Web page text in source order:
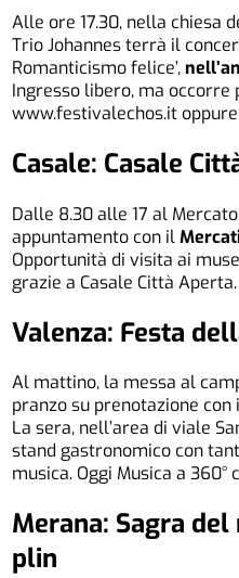
Alle ore 17.30, nella chiesa
Trio Johannes terrà il
Romanticismo felice’,
Ingresso libero, ma occorre
www.festivalechos.it oppure
Casale: Casale
Dalle 8.30 alle 17 al
appuntamento con il
Opportunità di visita ai
grazie a Casale Città Aperta.
Valenza: Festa
Al mattino, la messa al
pranzo su prenotazione
La sera, nell’area di viale
stand gastronomico con
musica. Oggi Musica a 360°
Merana: Sagra
plin